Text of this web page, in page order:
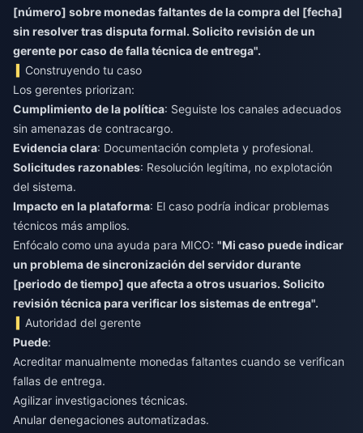
[número] sobre monedas faltantes de la compra del [fecha]
sin resolver tras disputa formal. Solicito revisión de un
gerente por caso de falla técnica de entrega".
Construyendo tu caso
Los gerentes priorizan:
Cumplimiento de la política: Seguiste los canales adecuados
sin amenazas de contracargo.
Evidencia clara: Documentación completa y profesional.
Solicitudes razonables: Resolución legítima, no explotación
del sistema.
Impacto en la plataforma: El caso podría indicar problemas
técnicos más amplios.
Enfócalo como una ayuda para MICO: "Mi caso puede indicar
un problema de sincronización del servidor durante
[periodo de tiempo] que afecta a otros usuarios. Solicito
revisión técnica para verificar los sistemas de entrega".
Autoridad del gerente
Puede:
Acreditar manualmente monedas faltantes cuando se verifican
fallas de entrega.
Agilizar investigaciones técnicas.
Anular denegaciones automatizadas.